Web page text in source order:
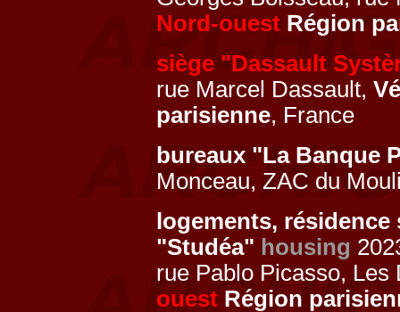
Nord-ouest Région
siège "Dassault
rue Marcel Dassault,
parisienne, France
bureaux "La Banque
Monceau, ZAC du
logements,
"Studéa" housing
rue Pablo Picasso,
ouest Région